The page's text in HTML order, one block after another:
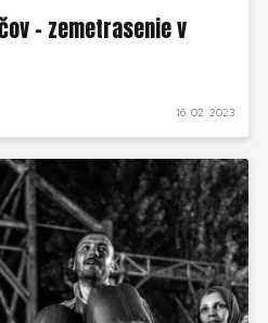
- zemetrasenie v
16. 02. 2023